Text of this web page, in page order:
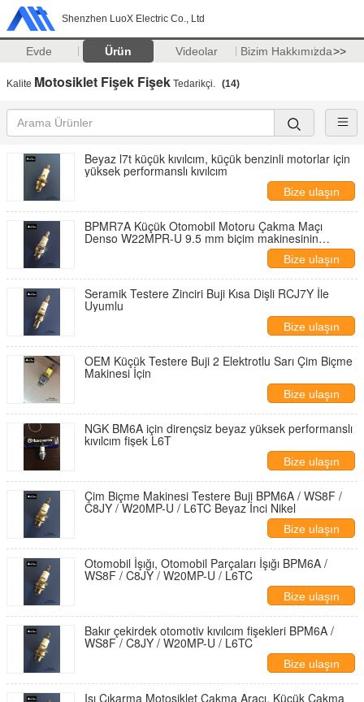
Shenzhen LuoX Electric Co., Ltd
Evde Ürün Videolar Bizim Hakkımızda>>
Kalite Motosiklet Fişek Fişek Tedarikçi. (14)
Beyaz l7t küçük kıvılcım, küçük benzinli motorlar için
yüksek performanslı kıvılcım
Bize ulaşın
BPMR7A Küçük Otomobil Motoru Çakma Maçı
Denso W22MPR-U 9.5 mm biçim makinesinin
Bize ulaşın
Seramik Testere Zinciri Buji Kısa Dişli RCJ7Y İle
Uyumlu
Bize ulaşın
OEM Küçük Testere Buji 2 Elektrotlu Sarı Çim Biçme
Makinesi İçin
Bize ulaşın
NGK BM6A için dirençsiz beyaz yüksek performanslı
kıvılcım fişek L6T
Bize ulaşın
Çim Biçme Makinesi Testere Buji BPM6A / WS8F /
C8JY / W20MP-U / L6TC Beyaz İnci Nikel
Bize ulaşın
Otomobil İşığı, Otomobil Parçaları İşığı BPM6A /
WS8F / C8JY / W20MP-U / L6TC
Bize ulaşın
Bakır çekirdek otomotiv kıvılcım fişekleri BPM6A /
WS8F / C8JY / W20MP-U / L6TC
Bize ulaşın
Isı Çıkarma Motosiklet Çakma Aracı, Küçük Çakma